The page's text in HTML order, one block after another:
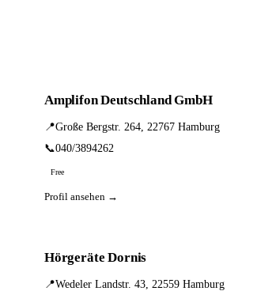
Amplifon Deutschland GmbH
📍Große Bergstr. 264, 22767 Hamburg
📞040/3894262
Free
Profil ansehen →
Hörgeräte Dornis
📍Wedeler Landstr. 43, 22559 Hamburg